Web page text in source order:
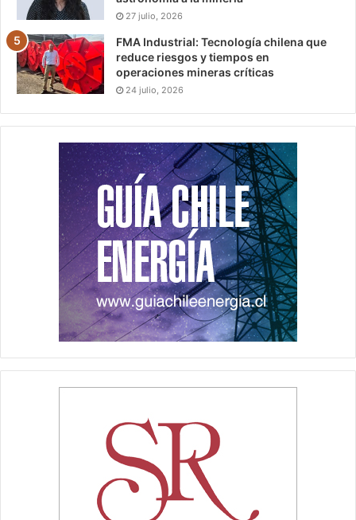
27 julio, 2026
FMA Industrial: Tecnología chilena que
reduce riesgos y tiempos en
operaciones mineras críticas
24 julio, 2026